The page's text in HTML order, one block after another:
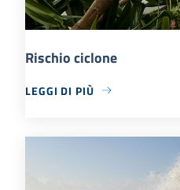
Rischio ciclone
LEGGI DI PIÙ